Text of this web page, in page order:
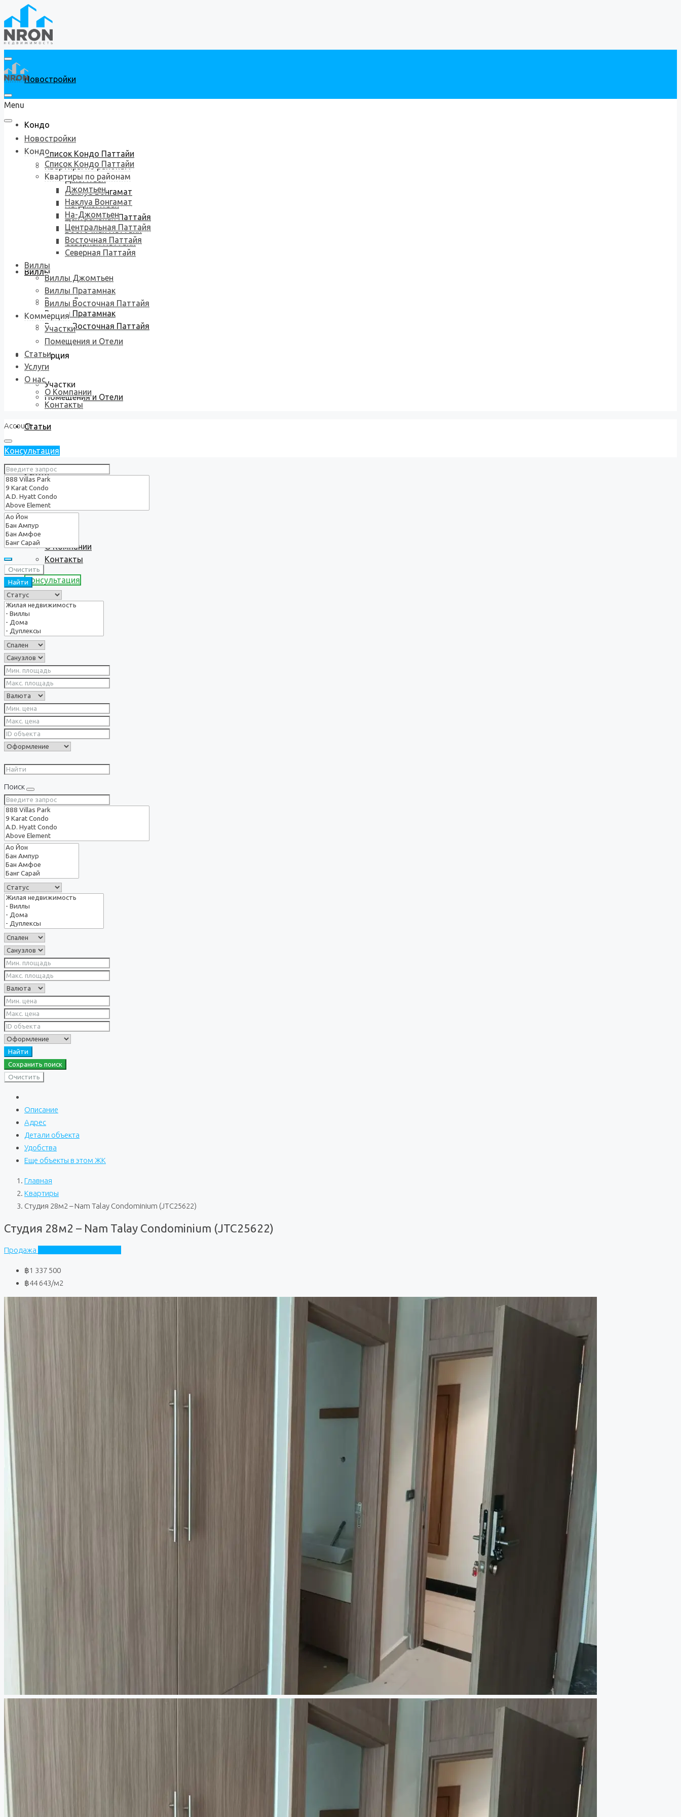
Новостройки
Кондо
Список Кондо Паттайи
Квартиры по районам
Джомтьен
Наклуа Вонгамат
На-Джомтьен
Центральная Паттайя
Восточная Паттайя
Северная Паттайя
Виллы
Виллы Джомтьен
Виллы Пратамнак
Виллы Восточная Паттайя
Коммерция
Участки
Помещения и Отели
Статьи
Услуги
О нас
О Компании
Контакты
Консультация
Menu
Новостройки
Кондо
Список Кондо Паттайи
Квартиры по районам
Джомтьен
Наклуа Вонгамат
На-Джомтьен
Центральная Паттайя
Восточная Паттайя
Северная Паттайя
Виллы
Виллы Джомтьен
Виллы Пратамнак
Виллы Восточная Паттайя
Коммерция
Участки
Помещения и Отели
Статьи
Услуги
О нас
О Компании
Контакты
Account
Консультация
Очистить
Найти
Поиск
Найти
Сохранить поиск
Очистить
Описание
Адрес
Детали объекта
Удобства
Еще объекты в этом ЖК
Главная
Квартиры
Студия 28м2 – Nam Talay Condominium (JTC25622)
Студия 28м2 – Nam Talay Condominium (JTC25622)
Продажа
฿1 337 500
฿44 643/м2